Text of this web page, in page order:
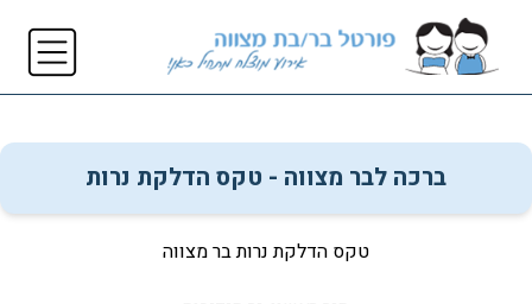
ברכה לבר מצווה - טקס הדלקת נרות
טקס הדלקת נרות בר מצווה